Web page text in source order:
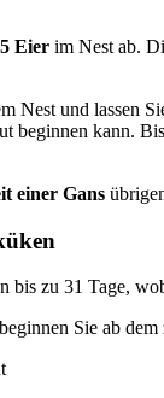
Eier im Nest ab.
Nest und lassen
beginnen kann.
einer Gans
bis zu 31 Tage,
beginnen Sie ab